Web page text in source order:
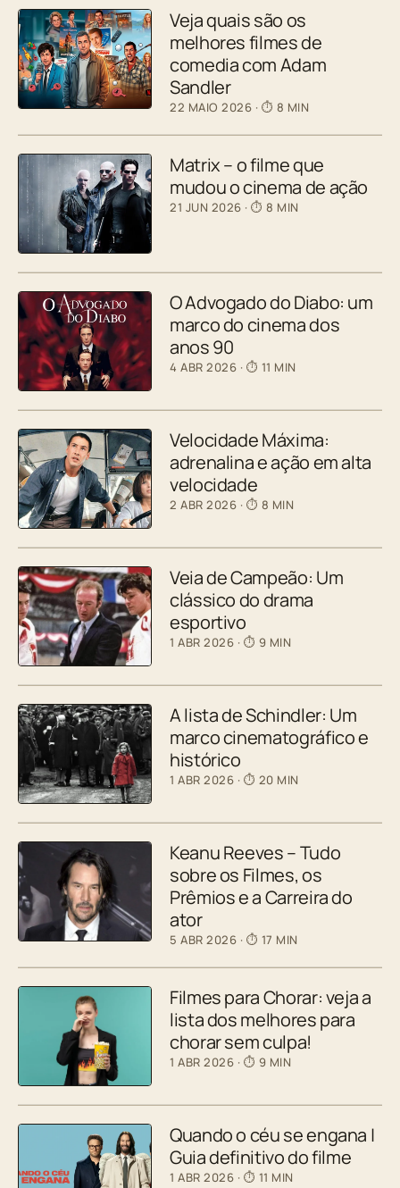
Veja quais são os
melhores filmes de
comedia com Adam
Sandler
22 MAIO 2026 · ⏱ 8 MIN
Matrix – o filme que
mudou o cinema de ação
21 JUN 2026 · ⏱ 8 MIN
O Advogado do Diabo: um
marco do cinema dos
anos 90
4 ABR 2026 · ⏱ 11 MIN
Velocidade Máxima:
adrenalina e ação em alta
velocidade
2 ABR 2026 · ⏱ 8 MIN
Veia de Campeão: Um
clássico do drama
esportivo
1 ABR 2026 · ⏱ 9 MIN
A lista de Schindler: Um
marco cinematográfico e
histórico
1 ABR 2026 · ⏱ 20 MIN
Keanu Reeves – Tudo
sobre os Filmes, os
Prêmios e a Carreira do
ator
5 ABR 2026 · ⏱ 17 MIN
Filmes para Chorar: veja a
lista dos melhores para
chorar sem culpa!
1 ABR 2026 · ⏱ 9 MIN
Quando o céu se engana |
Guia definitivo do filme
1 ABR 2026 · ⏱ 11 MIN